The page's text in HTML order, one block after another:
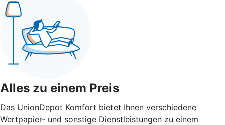
Alles zu einem Preis
Das UnionDepot Komfort bietet Ihnen verschiedene
Wertpapier- und sonstige Dienstleistungen zu einem